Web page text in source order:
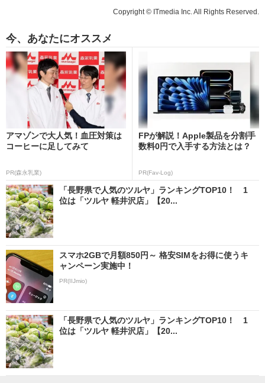
Copyright © ITmedia Inc. All Rights Reserved.
今、あなたにオススメ
アマゾンで大人気！血圧対策は
コーヒーに足してみて
PR(森永乳業)
FPが解説！Apple製品を分割手
数料0円で入手する方法とは？
PR(Fav-Log)
「長野県で人気のツルヤ」ランキングTOP10！ 1
位は「ツルヤ 軽井沢店」【20...
スマホ2GBで月額850円～ 格安SIMをお得に使うキ
ャンペーン実施中！
PR(IIJmio)
「長野県で人気のツルヤ」ランキングTOP10！ 1
位は「ツルヤ 軽井沢店」【20...